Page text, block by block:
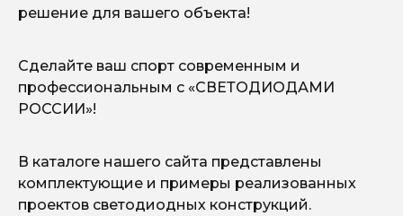
решение для вашего объекта!
Сделайте ваш спорт современным и
профессиональным с «СВЕТОДИОДАМИ
РОССИИ»!
В каталоге нашего сайта представлены
комплектующие и примеры реализованных
проектов светодиодных конструкций.